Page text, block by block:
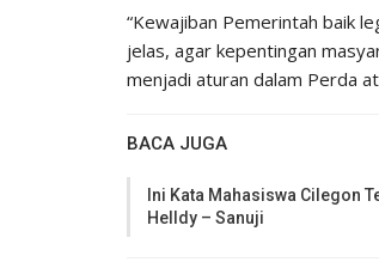
“Kewajiban Pemerintah baik
jelas, agar kepentingan
menjadi aturan dalam Perda
BACA JUGA
Ini Kata Mahasiswa Cilegon
Helldy – Sanuji